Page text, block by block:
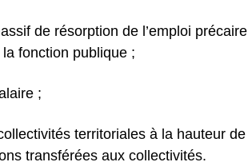
de résorption de l’emploi précaire
fonction publique ;
;
territoriales à la hauteur de
transférées aux collectivités.